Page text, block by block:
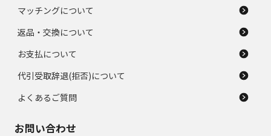
マッチングについて
返品・交換について
お支払について
代引受取辞退(拒否)について
よくあるご質問
お問い合わせ